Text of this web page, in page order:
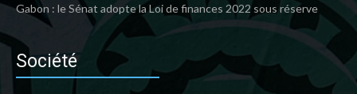
Gabon : le Sénat adopte la Loi de finances 2022 sous réserve
Société